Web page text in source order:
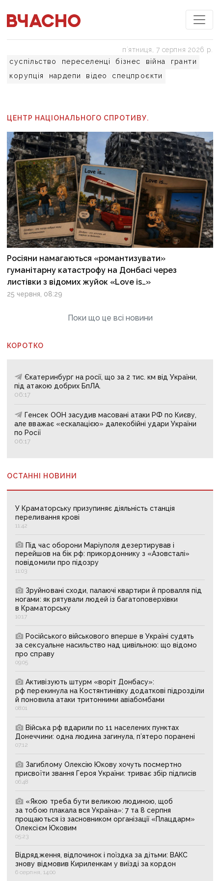
суспільство переселенці бізнес війна
гранти
корупція
нардепи відео спецпроєкти
пʼятниця, 7 серпня 2026 р.
ЦЕНТР НАЦІОНАЛЬНОГО СПРОТИВУ.
Росіяни намагаються «романтизувати»
гуманітарну катастрофу на Донбасі через
листівки з відомих жуйок «Love is…»
25 червня, 08:29
Поки що це всі новини
КОРОТКО
Єкатеринбург на росії, що за 2 тис. км від України,
під атакою добрих БпЛА.
06:17
Генсек ООН засудив масовані атаки РФ по Києву,
але вважає «ескалацією» далекобійні удари України
по Росії
06:17
ОСТАННІ НОВИНИ
У Краматорську призупиняє діяльність станція
переливання крові
11:42
Під час оборони Маріуполя дезертирував і
перейшов на бік рф: прикордоннику з «Азовсталі»
повідомили про підозру
11:03
Зруйновані сходи, палаючі квартири й провалля під
ногами: як рятували людей із багатоповерхівки
в Краматорську
10:17
Російського військового вперше в Україні судять
за сексуальне насильство над цивільною: що відомо
про справу
09:05
Активізують штурм «воріт Донбасу»:
рф перекинула на Костянтинівку додаткові підрозділи
й поновила атаки тритонними авіабомбами
08:01
Війська рф вдарили по 11 населених пунктах
Донеччини: одна людина загинула, п’ятеро поранені
07:12
Загиблому Олексію Юкову хочуть посмертно
присвоїти звання Героя України: триває збір підписів
06:48
«Якою треба бути великою людиною, щоб
за тобою плакала вся Україна»: 7 та 8 серпня
прощаються із засновником організації «Плацдарм»
Олексієм Юковим
05:23
Відрядження, відпочинок і поїздка за дітьми: ВАКС
знову відмовив Кириленкам у виїзді за кордон
6 серпня, 14:00